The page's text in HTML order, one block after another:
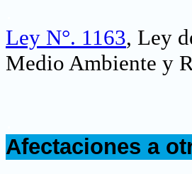
Ley N°. 1163, Ley
Medio Ambiente y
Afectaciones a